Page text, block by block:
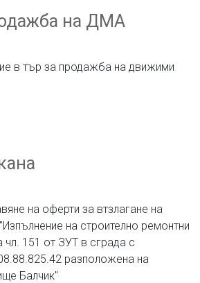
на ДМА
в тър за продажба на движими
на оферти за втзлагане на
на строително ремонтни
чл. 151 от ЗУТ в сграда с
разположена на
Балчик"